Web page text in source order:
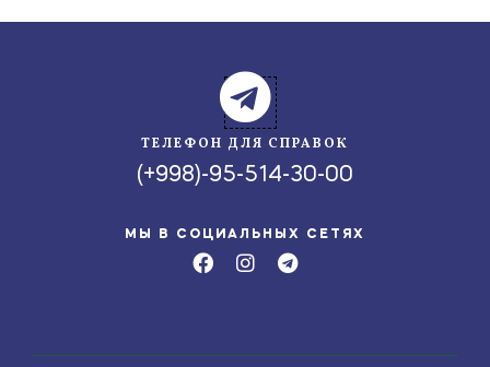
ТЕЛЕФОН ДЛЯ СПРАВОК
(+998)-95-514-30-00
МЫ В СОЦИАЛЬНЫХ СЕТЯХ